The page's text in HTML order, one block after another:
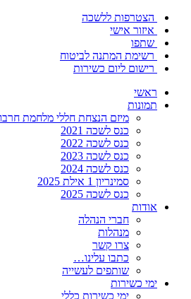
הצטרפות ללשכה
איזור אישי
שתפו
רשימת המתנה לביטוח
רישום ליום כשירות
ראשי
תמונות
מיזם הנצחת חללי מלחמת
כנס לשכה 2021
כנס לשכה 2022
כנס לשכה 2023
כנס לשכה 2024
סמינריון 1 אילת 2025
כנס לשכה 2025
אודות
חברי הנהלה
מנהלות
צרו קשר
כתבו עלינו…
שותפים לעשייה
ימי כשירות
ימי כשירות כללי